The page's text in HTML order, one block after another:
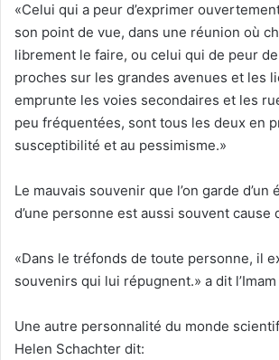
«Celui qui a peur d’exprimer
son point de vue, dans une réunion où
librement le faire, ou celui qui de peur
proches sur les grandes avenues et les
emprunte les voies secondaires et les
peu fréquentées, sont tous les deux en
susceptibilité et au pessimisme.»
Le mauvais souvenir que l’on garde d’un
d’une personne est aussi souvent cause
«Dans le tréfonds de toute personne, il
souvenirs qui lui répugnent.» a dit l’Imam
Une autre personnalité du monde
Helen Schachter dit: